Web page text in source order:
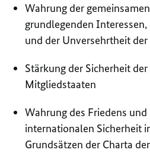
Wahrung der
grundlegenden
und der Unversehrtheit
Stärkung der Sicherheit
Mitgliedstaaten
Wahrung des Friedens
internationalen Sicherheit
Grundsätzen der Charta